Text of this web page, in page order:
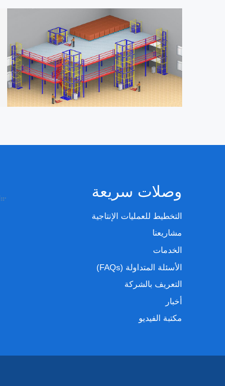
وصلات سريعة
التخطيط للعمليات الإنتاجية
مشاريعنا
الخدمات
الأسئلة المتداولة (FAQs)
التعريف بالشركة
أخبار
مكتبة الفيديو